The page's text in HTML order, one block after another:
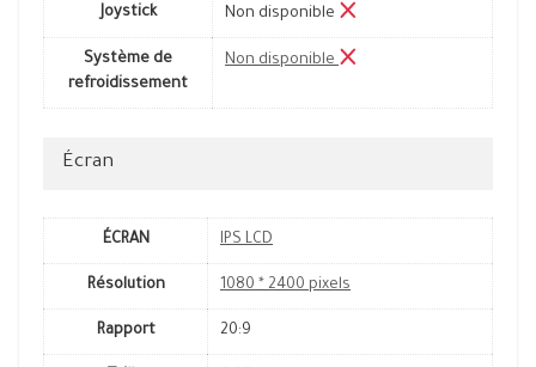
Joystick Non disponible
Système de
refroidissement
Non disponible
Écran
ÉCRAN IPS LCD
Résolution 1080 * 2400 pixels
Rapport 20:9